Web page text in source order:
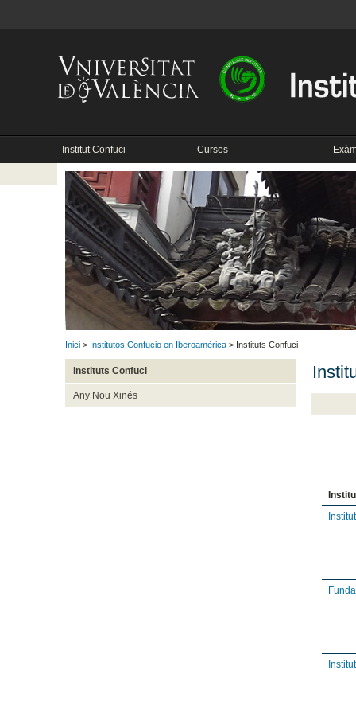
Institut Confuci Cursos
Inici > Institutos Confucio en Iberoamèrica > Instituts Confuci
Instituts Confuci
Any Nou Xinés